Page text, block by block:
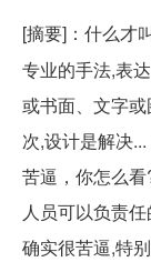
[摘要]：什么才
专业的手法,表
或书面、文字
次,设计是解决
苦逼，你怎么
人员可以负责
确实很苦逼,特